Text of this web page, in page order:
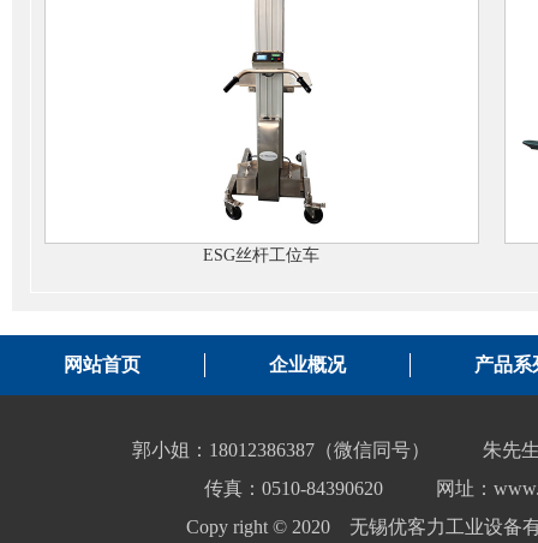
ESG丝杆工位车
网站首页 企业概况 产品系
郭小姐：18012386387（微信同号）
朱先
传真：0510-84390620
网址：
Copy right © 2020 无锡优客力工业设备